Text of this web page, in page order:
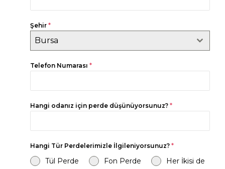
Şehir *
Bursa
Telefon Numarası *
Hangi odanız için perde düşünüyorsunuz? *
Hangi Tür Perdelerimizle İlgileniyorsunuz? *
Tül Perde Fon Perde Her İkisi de